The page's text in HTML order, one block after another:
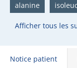
alanine
Afficher tous les
Notice patient